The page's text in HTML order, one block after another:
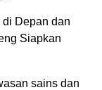
Depan dan
Siapkan
sains dan